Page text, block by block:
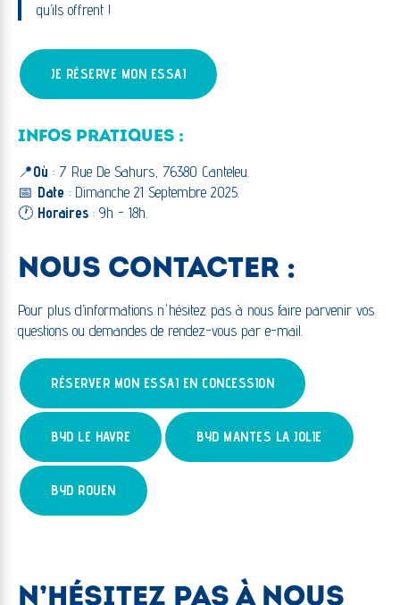
qu’ils offrent !
JE RÉSERVE MON ESSAI
INFOS PRATIQUES :
📍Où : 7 Rue De Sahurs, 76380 Canteleu.
📅 Date : Dimanche 21 Septembre 2025.
🕐 Horaires : 9h - 18h.
NOUS CONTACTER :
Pour plus d’informations n'hésitez pas à nous faire parvenir vos
questions ou demandes de rendez-vous par e-mail.
RÉSERVER MON ESSAI EN CONCESSION
BYD LE HAVRE BYD MANTES LA JOLIE
BYD ROUEN
N’HÉSITEZ PAS À NOUS